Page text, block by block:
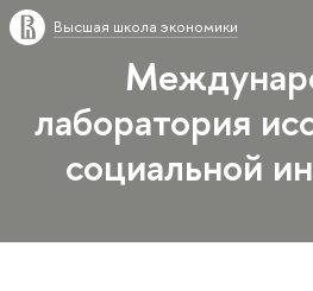
Высшая школа экономики
лаборатория
социальной